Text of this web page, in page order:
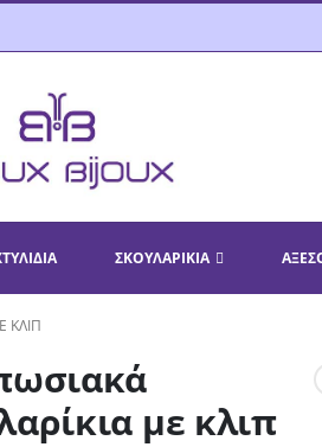
ΣΚΟΥΛΑΡΊΚΙΑ
ΚΛΙΠ
με κλιπ